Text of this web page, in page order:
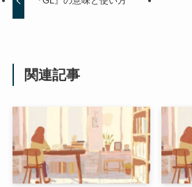
関連記事